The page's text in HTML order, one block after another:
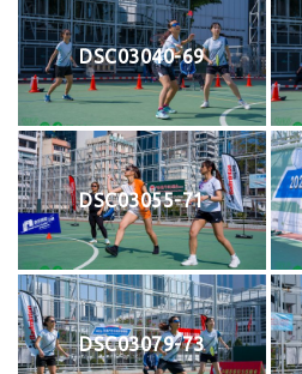
DSC03040-69
DSC03055-71
DSC03079-73